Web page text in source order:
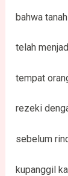
bahwa
telah
tempat
rezeki
sebelum
kupanggil